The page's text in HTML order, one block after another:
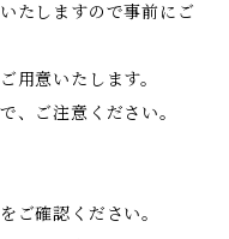
たしますので事前にご
用意いたします。
、ご注意ください。
ご確認ください。